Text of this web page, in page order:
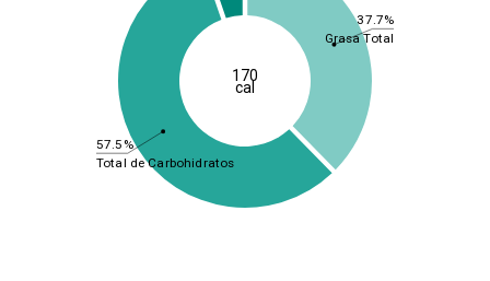
37.7%
57.5%
Grasa Total
Total de Carbohidratos
170
cal